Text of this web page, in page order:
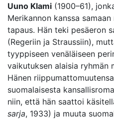
Uuno Klami (1900–61),
Merikannon kanssa
tapaus. Hän teki pesäeron
(Regeriin ja Straussiin),
tyyppiseen venäläiseen
vaikutuksen alaisia ryhmän
Hänen
suomalaisesta
niin, että hän saattoi
sarja, 1933) ja muuta